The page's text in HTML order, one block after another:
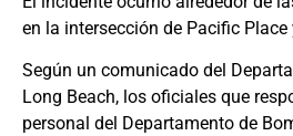
en la intersección de Pacific Place
Según un comunicado del
Long Beach, los oficiales que
personal del Departamento de